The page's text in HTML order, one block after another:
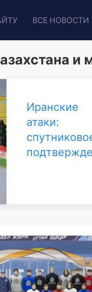
ВСЕ НОВОСТИ
и
Иранские
атаки: